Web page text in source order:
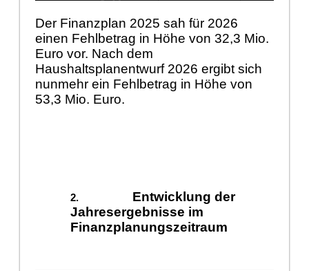
Der Finanzplan 2025 sah für 2026
einen Fehlbetrag in Höhe von 32,3 Mio.
Euro vor. Nach dem
Haushaltsplanentwurf 2026 ergibt sich
nunmehr ein Fehlbetrag in Höhe von
53,3 Mio. Euro.
Entwicklung der
Jahresergebnisse im
Finanzplanungszeitraum